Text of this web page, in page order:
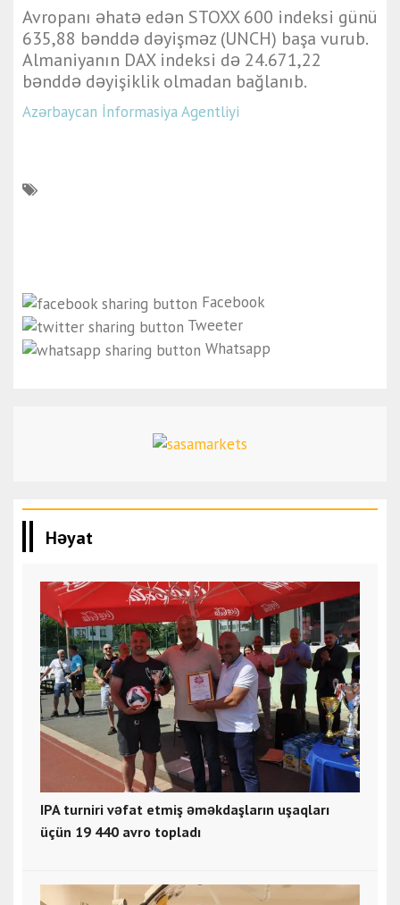
Avropanı əhatə edən STOXX 600 indeksi günü
635,88 bənddə dəyişməz (UNCH) başa vurub.
Almaniyanın DAX indeksi də 24.671,22
bənddə dəyişiklik olmadan bağlanıb.
Azərbaycan İnformasiya Agentliyi
Facebook
Tweeter
Whatsapp
Həyat
IPA turniri vəfat etmiş əməkdaşların uşaqları
üçün 19 440 avro topladı